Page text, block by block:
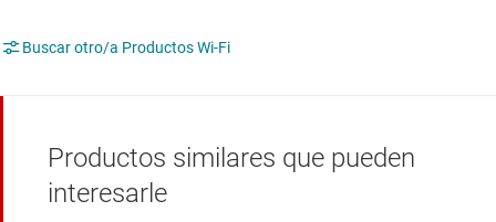
Buscar otro/a Productos Wi-Fi
Productos similares que pueden
interesarle